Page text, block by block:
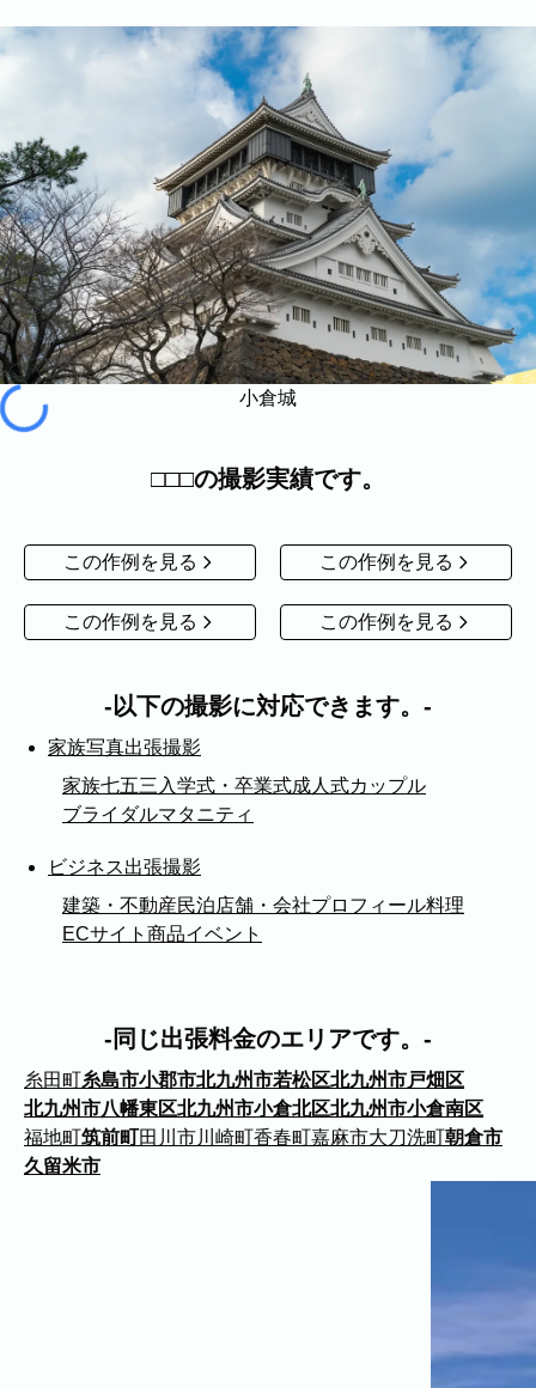
ご希望の撮影カテゴリをご確認いただけま
最新の撮影実績もあわせて掲載しています
ので、写真の雰囲気を見ながらお選びくだ
さい。
建築・不動産
民泊
店舗・会社
プロフィール
家族写真の撮影実績
家族
七五三 入学式・卒業式
成人式
カップル
プロフィール
料理 ECサイト商品
空き状況の確認からご予約まで、24時間いつでもご利用
いただけます。
出張エリア
だけます。
そのほかの対応エリアについては、出張エ
リア一覧よりご確認いただけます。
福岡市 粕屋町
岡垣町
宗像市 直方市
太宰府市
北九州市八幡西区
ABOUT
ABOUT
撮影・制作に対する考え方をご紹介してい
小倉城
□□□の撮影実績です。
この作例を見る この作例を見る
この作例を見る この作例を見る
以下の撮影に対応できます。
家族写真出張撮影
家族七五三 入学式・卒業式成人式カップル
ブライダルマタニティ
ビジネス出張撮影
建築・不動産民泊店舗・会社プロフィール料理
ECサイト商品イベント
同じ出張料金のエリアです。
糸田町糸島市小郡市北九州市若松区北九州市戸畑区
北九州市八幡東区北九州市小倉北区北九州市小倉南区
福地町筑前町田川市川崎町香春町嘉麻市大刀洗町朝倉市
久留米市